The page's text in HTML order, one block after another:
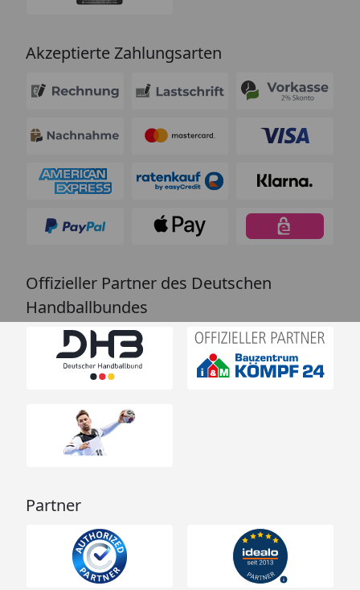
Akzeptierte Zahlungsarten
Offizieller Partner des Deutschen
Handballbundes
Partner